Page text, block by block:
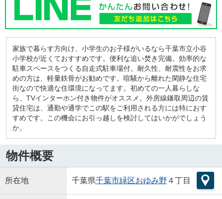
家族で暮らす方向け、小学生のお子様がいるなら千葉市立小谷
小学校が近くておすすめです。便利な追い焚き完備。効率的な
駐車スペースをつくる自走式駐車場付。耐久性、耐震性をお求
めの方は、軽量鉄骨がお勧めです。喧騒から離れた閑静な住宅
街なので快適な住環境になってます。初めての一人暮らしな
ら、TVインターホン付き物件がオススメ。外房線鎌取周辺の賃
貸住宅は、通勤や通学でこの駅をご利用される方には特におす
すめです。この機会にお引っ越しを検討してはいかがでしょう
か。
物件概要
所在地 千葉県千葉市緑区おゆみ野 ４丁目